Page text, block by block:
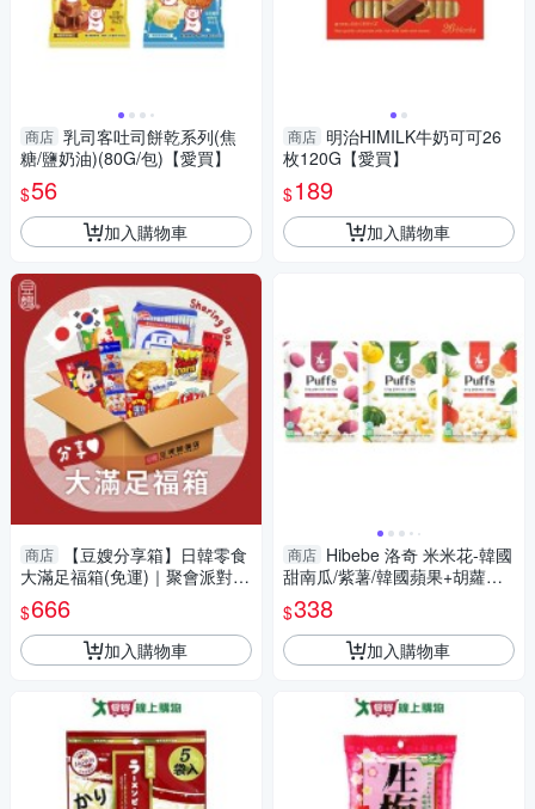
商店 乳司客吐司餅乾系列(焦
糖/鹽奶油)(80G/包)【愛買】
$56
加入購物車
商店
【豆嫂分享箱】日韓零食
大滿足福箱(免運)｜聚會派對必
備｜澎湃 綜合零食福箱｜辦公
室零食
$666
加入購物車
商店 明治HIMILK牛奶可可26
枚120G【愛買】
$189
加入購物車
商店 Hibebe 洛奇 米米花-韓國
甜南瓜/紫薯/韓國蘋果+胡蘿蔔
20g*2包【南風百貨】
$338
加入購物車